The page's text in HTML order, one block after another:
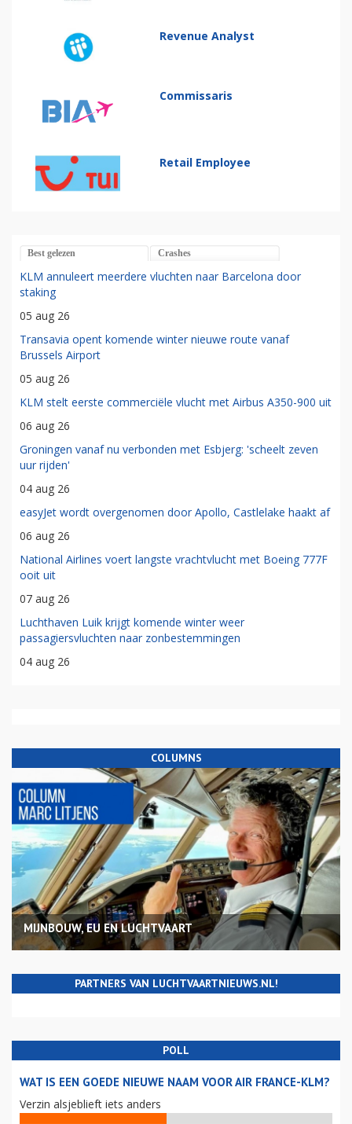
Revenue Analyst
Commissaris
Retail Employee
Best gelezen Crashes
KLM annuleert meerdere vluchten naar Barcelona door
staking
05 aug 26
Transavia opent komende winter nieuwe route vanaf
Brussels Airport
05 aug 26
KLM stelt eerste commerciële vlucht met Airbus A350-900 uit
06 aug 26
Groningen vanaf nu verbonden met Esbjerg: 'scheelt zeven
uur rijden'
04 aug 26
easyJet wordt overgenomen door Apollo, Castlelake haakt af
06 aug 26
National Airlines voert langste vrachtvlucht met Boeing 777F
ooit uit
07 aug 26
Luchthaven Luik krijgt komende winter weer
passagiersvluchten naar zonbestemmingen
04 aug 26
COLUMNS
MIJNBOUW, EU EN LUCHTVAART
PARTNERS VAN LUCHTVAARTNIEUWS.NL!
POLL
WAT IS EEN GOEDE NIEUWE NAAM VOOR AIR FRANCE-KLM?
Verzin alsjeblieft iets anders